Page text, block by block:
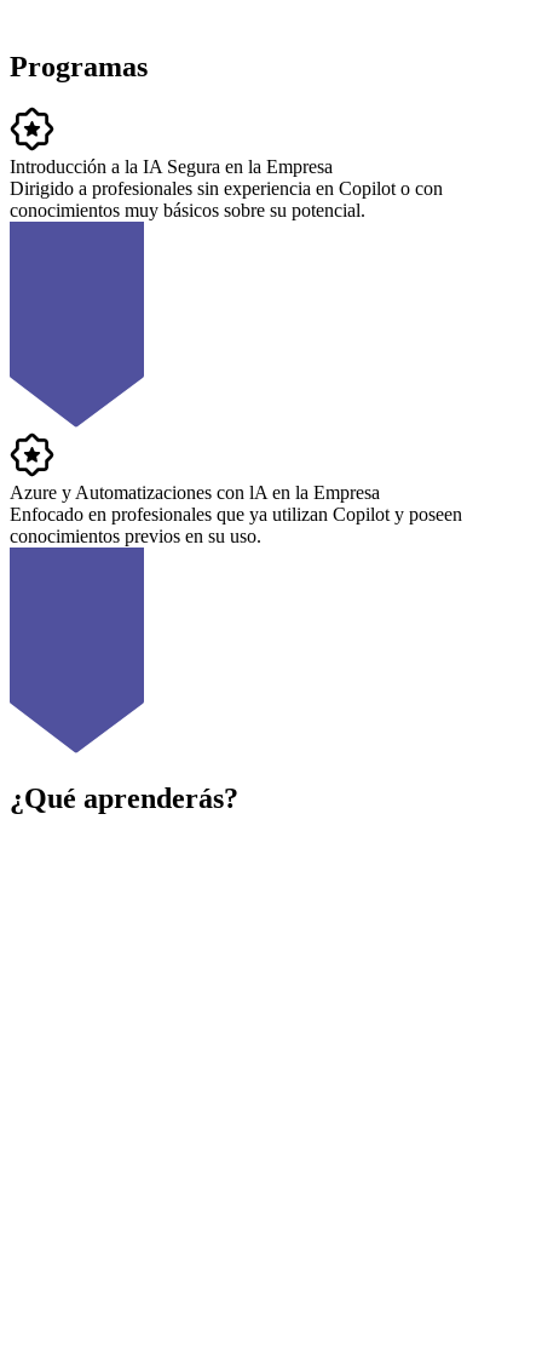
Programas
Introducción a la IA Segura en la Empresa
Dirigido a profesionales sin experiencia en Copilot o con
conocimientos muy básicos sobre su potencial.
Azure y Automatizaciones con lA en la Empresa
Enfocado en profesionales que ya utilizan Copilot y poseen
conocimientos previos en su uso.
¿Qué aprenderás?